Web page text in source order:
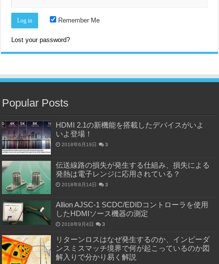
Remember Me
Lost your password?
Popular Posts
HDMI 2.1の新機能を搭載したデバイスがいよ
いよ登場！
2018年6月19日 3
伝送線路の損失が発生する仕組み、損失による
発熱は電子レンジに応用されている？
2018年8月14日 3
Allion AJSC-1 SCDC/EDIDコントローラを使用
したHDMIソース機器の測定
2018年9月4日 3
リターンロスはなぜ発生するのか、インピーダ
ンスミスマッチ境界で何が起こっているのか図
解入りで分かり易く解説